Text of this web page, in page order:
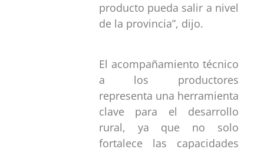
producto pueda salir a nivel
de la provincia”, dijo.
El acompañamiento técnico
a los productores
representa una herramienta
clave para el desarrollo
rural, ya que no solo
fortalece las capacidades